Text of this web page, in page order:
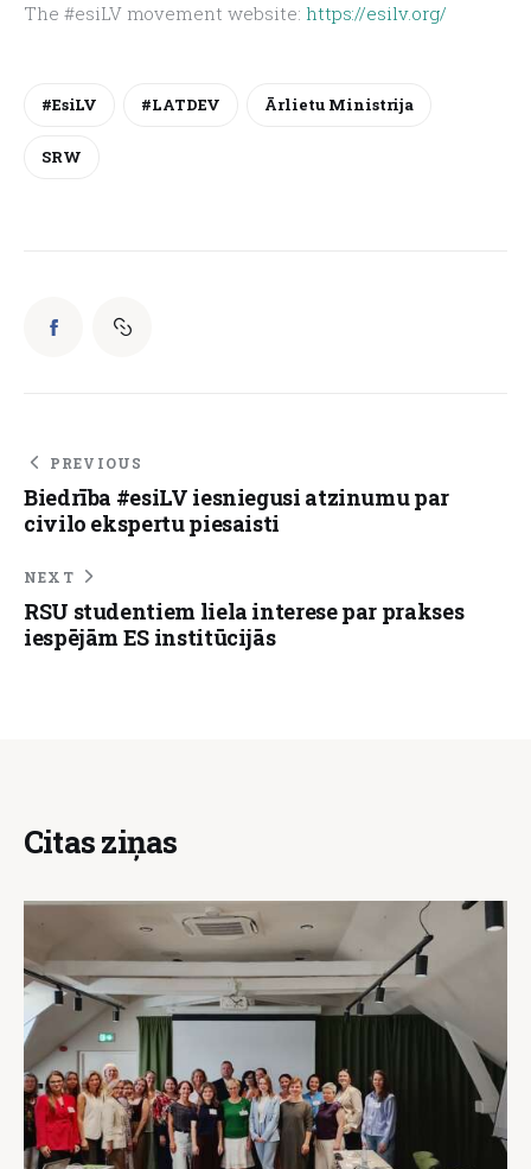
The #esiLV movement website: https://esilv.org/
#esiLV #LATDEV Ārlietu Ministrija
SRW
PREVIOUS
Biedrība #esiLV iesniegusi atzinumu par
civilo ekspertu piesaisti
NEXT
RSU studentiem liela interese par prakses
iespējām ES institūcijās
Citas ziņas